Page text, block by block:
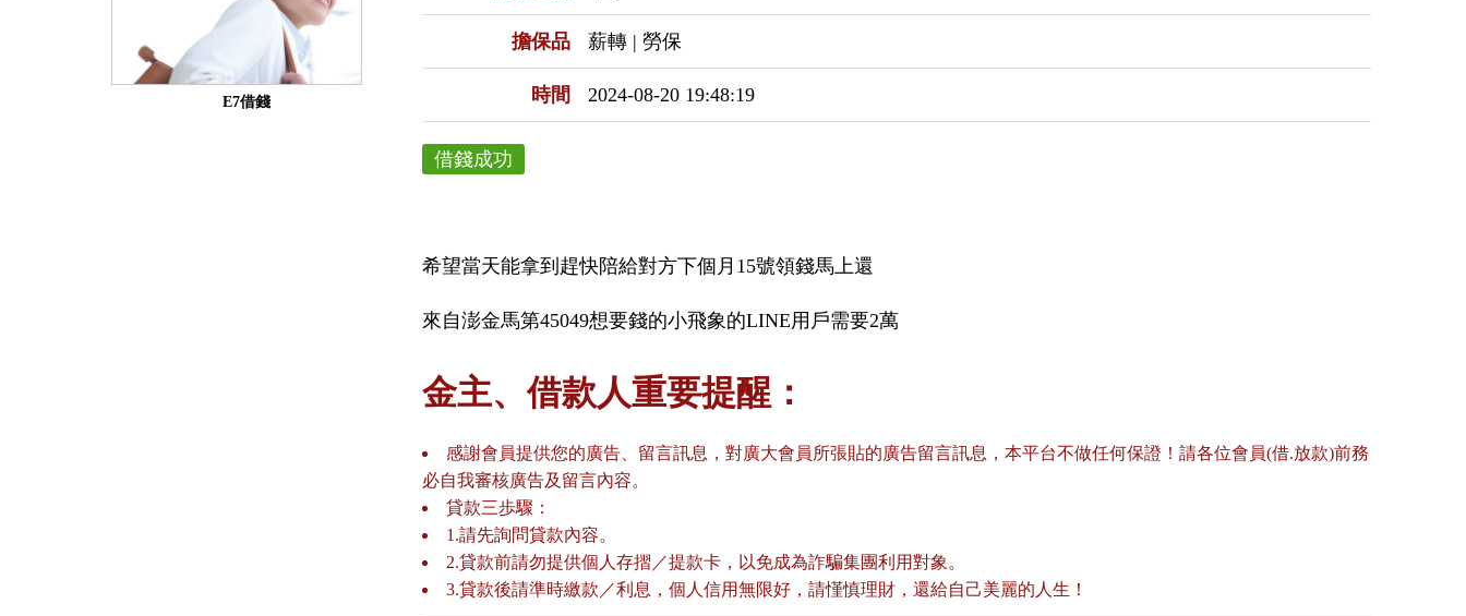
擔保品 薪轉 | 勞保
時間 2024-08-20 19:48:19
借錢成功
希望當天能拿到趕快陪給對方下個月15號領錢馬上還
來自澎金馬第45049想要錢的小飛象的LINE用戶需要2萬
金主、借款人重要提醒：
感謝會員提供您的廣告、留言訊息，對廣大會員所張貼的廣告留言訊息，本平台不做任何保證！請各位會員(借.放款)前務
必自我審核廣告及留言內容。
貸款三歩驟：
1.請先詢問貸款內容。
2.貸款前請勿提供個人存摺／提款卡，以免成為詐騙集團利用對象。
3.貸款後請準時繳款／利息，個人信用無限好，請慬慎理財，還給自己美麗的人生！
E7借錢